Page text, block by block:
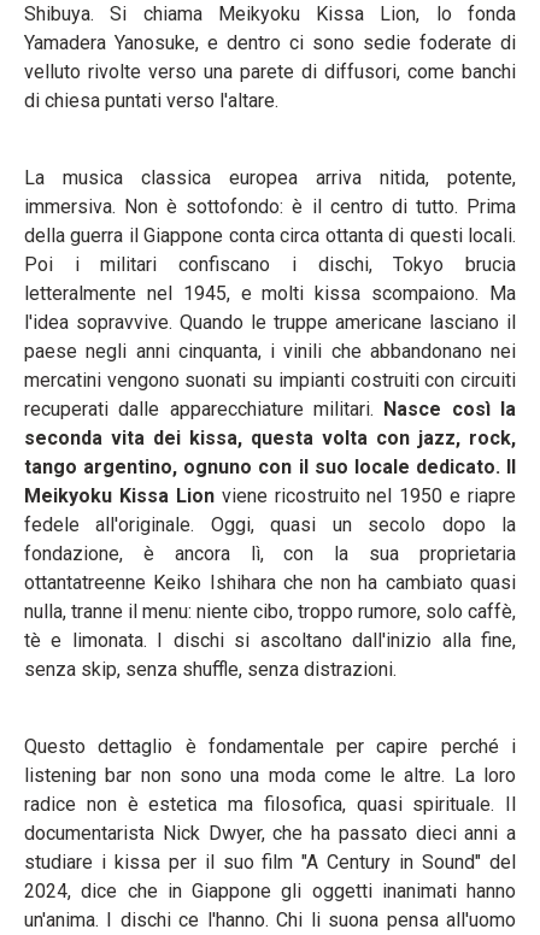
Shibuya. Si chiama Meikyoku Kissa Lion, lo fonda
Yamadera Yanosuke, e dentro ci sono sedie foderate di
velluto rivolte verso una parete di diffusori, come banchi
di chiesa puntati verso l'altare.
La musica classica europea arriva nitida, potente,
immersiva. Non è sottofondo: è il centro di tutto. Prima
della guerra il Giappone conta circa ottanta di questi locali.
Poi i militari confiscano i dischi, Tokyo brucia
letteralmente nel 1945, e molti kissa scompaiono. Ma
l'idea sopravvive. Quando le truppe americane lasciano il
paese negli anni cinquanta, i vinili che abbandonano nei
mercatini vengono suonati su impianti costruiti con circuiti
recuperati dalle apparecchiature militari. Nasce così la
seconda vita dei kissa, questa volta con jazz, rock,
tango argentino, ognuno con il suo locale dedicato. Il
Meikyoku Kissa Lionviene ricostruito nel 1950 e riapre
fedele all'originale. Oggi, quasi un secolo dopo la
fondazione, è ancora lì, con la sua proprietaria
ottantatreenne Keiko Ishihara che non ha cambiato quasi
nulla, tranne il menu: niente cibo, troppo rumore, solo caffè,
tè e limonata. I dischi si ascoltano dall'inizio alla fine,
senza skip, senza shuffle, senza distrazioni.
Questo dettaglio è fondamentale per capire perché i
listening bar non sono una moda come le altre. La loro
radice non è estetica ma filosofica, quasi spirituale. Il
documentarista Nick Dwyer, che ha passato dieci anni a
studiare i kissa per il suo film "A Century in Sound" del
2024, dice che in Giappone gli oggetti inanimati hanno
un'anima. I dischi ce l'hanno. Chi li suona pensa all'uomo